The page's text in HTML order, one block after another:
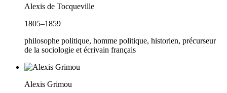
Alexis de Tocqueville
1805–1859
philosophe politique, homme politique, historien, précurseur
de la sociologie et écrivain français
Alexis Grimou